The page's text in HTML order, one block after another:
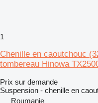
1
Chenille en caoutchouc
tombereau Hinowa
Prix sur demande
Suspension - chenille en
Roumanie